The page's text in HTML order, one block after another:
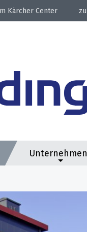
Kärcher Center
Unternehmen